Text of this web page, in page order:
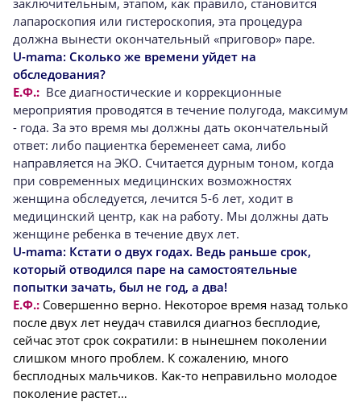
лапароскопия или гистероскопия, эта процедура
должна вынести окончательный «приговор» паре.
U-mama: Сколько же времени уйдет на
обследования?
Е.Ф.: Все диагностические и коррекционные
мероприятия проводятся в течение полугода, максимум
- года. За это время мы должны дать окончательный
ответ: либо пациентка беременеет сама, либо
направляется на ЭКО. Считается дурным тоном, когда
при современных медицинских возможностях
женщина обследуется, лечится 5-6 лет, ходит в
медицинский центр, как на работу. Мы должны дать
женщине ребенка в течение двух лет.
U-mama: Кстати о двух годах. Ведь раньше срок,
который отводился паре на самостоятельные
попытки зачать, был не год, а два!
Е.Ф.: Совершенно верно. Некоторое время назад только
после двух лет неудач ставился диагноз бесплодие,
сейчас этот срок сократили: в нынешнем поколении
слишком много проблем. К сожалению, много
бесплодных мальчиков. Как-то неправильно молодое
поколение растет…